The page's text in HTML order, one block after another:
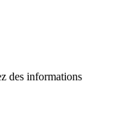
des informations